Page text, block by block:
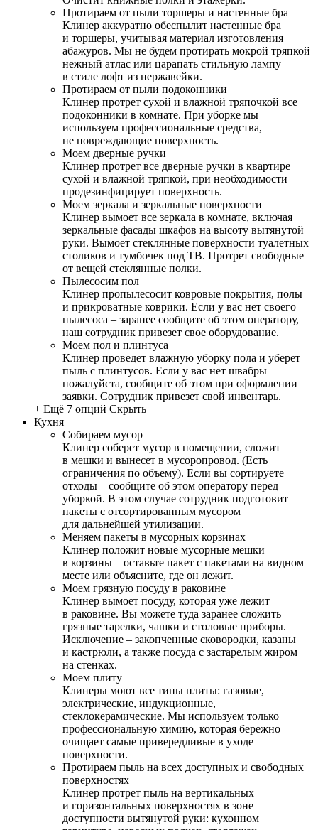
Протираем от пыли торшеры и настенные бра
Клинер аккуратно обеспылит настенные бра
и торшеры, учитывая материал изготовления
абажуров. Мы не будем протирать мокрой тряпкой
нежный атлас или царапать стильную лампу
в стиле лофт из нержавейки.
Протираем от пыли подоконники
Клинер протрет сухой и влажной тряпочкой все
подоконники в комнате. При уборке мы
используем профессиональные средства,
не повреждающие поверхность.
Моем дверные ручки
Клинер протрет все дверные ручки в квартире
сухой и влажной тряпкой, при необходимости
продезинфицирует поверхность.
Моем зеркала и зеркальные поверхности
Клинер вымоет все зеркала в комнате, включая
зеркальные фасады шкафов на высоту вытянутой
руки. Вымоет стеклянные поверхности туалетных
столиков и тумбочек под ТВ. Протрет свободные
от вещей стеклянные полки.
Пылесосим пол
Клинер пропылесосит ковровые покрытия, полы
и прикроватные коврики. Если у вас нет своего
пылесоса – заранее сообщите об этом оператору,
наш сотрудник привезет свое оборудование.
Моем пол и плинтуса
Клинер проведет влажную уборку пола и уберет
пыль с плинтусов. Если у вас нет швабры –
пожалуйста, сообщите об этом при оформлении
заявки. Сотрудник привезет свой инвентарь.
+ Ещё 7 опций Скрыть
Кухня
Собираем мусор
Клинер соберет мусор в помещении, сложит
в мешки и вынесет в мусоропровод. (Есть
ограничения по объему). Если вы сортируете
отходы – сообщите об этом оператору перед
уборкой. В этом случае сотрудник подготовит
пакеты с отсортированным мусором
для дальнейшей утилизации.
Меняем пакеты в мусорных корзинах
Клинер положит новые мусорные мешки
в корзины – оставьте пакет с пакетами на видном
месте или объясните, где он лежит.
Моем грязную посуду в раковине
Клинер вымоет посуду, которая уже лежит
в раковине. Вы можете туда заранее сложить
грязные тарелки, чашки и столовые приборы.
Исключение – закопченные сковородки, казаны
и кастрюли, а также посуда с застарелым жиром
на стенках.
Моем плиту
Клинеры моют все типы плиты: газовые,
электрические, индукционные,
стеклокерамические. Мы используем только
профессиональную химию, которая бережно
очищает самые привередливые в уходе
поверхности.
Протираем пыль на всех доступных и свободных
поверхностях
Клинер протрет пыль на вертикальных
и горизонтальных поверхностях в зоне
доступности вытянутой руки: кухонном